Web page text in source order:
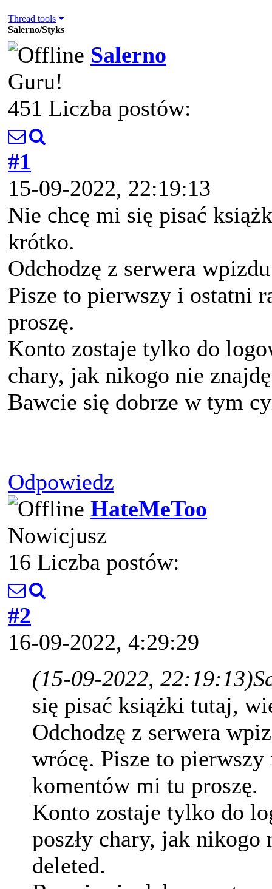
Thread tools
Salerno/Styks
Salerno
Guru!
451 Liczba postów:
#1
15-09-2022, 22:19:13
Nie chcę mi się pisać
krótko.
Odchodzę z serwera
Pisze to pierwszy i ostatni
proszę.
Konto zostaje tylko do
chary, jak nikogo nie
Bawcie się dobrze w tym
Odpowiedz
HateMeToo
Nowicjusz
16 Liczba postów:
#2
16-09-2022, 4:29:29
(15-09-2022, 22:19:13)
się pisać książki tutaj,
Odchodzę z serwera
wrócę. Pisze to
komentów mi tu proszę.
Konto zostaje tylko do
poszły chary, jak
deleted.